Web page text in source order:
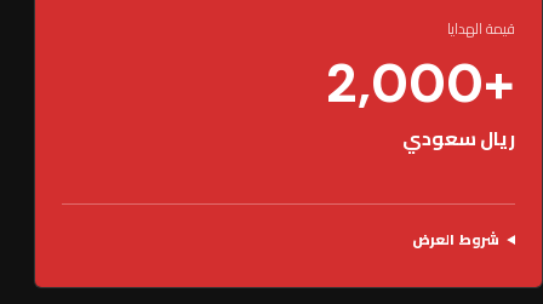
قيمة الهدايا
+2,000
ريال سعودي
شروط العرض